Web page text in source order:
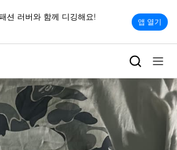
션 러버와 함께 디깅해요!
앱 열기